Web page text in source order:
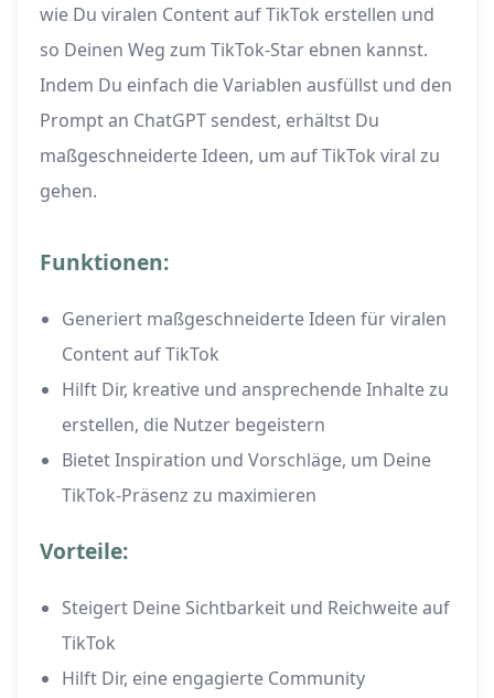
wie Du viralen Content auf TikTok erstellen und
so Deinen Weg zum TikTok-Star ebnen kannst.
Indem Du einfach die Variablen ausfüllst und den
Prompt an ChatGPT sendest, erhältst Du
maßgeschneiderte Ideen, um auf TikTok viral zu
gehen.
Funktionen:
Generiert maßgeschneiderte Ideen für viralen
Content auf TikTok
Hilft Dir, kreative und ansprechende Inhalte zu
erstellen, die Nutzer begeistern
Bietet Inspiration und Vorschläge, um Deine
TikTok-Präsenz zu maximieren
Vorteile:
Steigert Deine Sichtbarkeit und Reichweite auf
TikTok
Hilft Dir, eine engagierte Community